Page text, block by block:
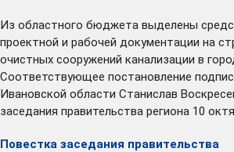
Из областного бюджета выделены
проектной и рабочей документации на
очистных сооружений канализации в
Соответствующее постановление
Ивановской области Станислав
заседания правительства региона 10
Повестка заседания правительства